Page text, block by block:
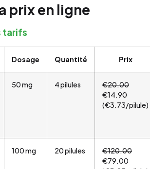
prix en ligne
tarifs
Dosage Quantité Prix
50 mg 4 pilules
€20.00
€14.90
(€3.73/pilule)
100 mg 20 pilules
€120.00
€79.00